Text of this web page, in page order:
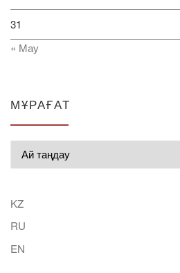
31
« Мау
МҰРАҒАТ
KZ
RU
EN